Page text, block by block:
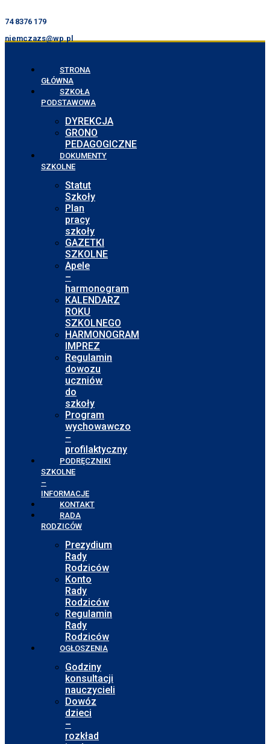
74 8376 179
niemczazs@wp.pl
STRONA
GŁÓWNA
SZKOŁA
PODSTAWOWA
DYREKCJA
GRONO
PEDAGOGICZNE
DOKUMENTY
SZKOLNE
Statut
Szkoły
Plan
pracy
szkoły
GAZETKI
SZKOLNE
Apele
–
harmonogram
KALENDARZ
ROKU
SZKOLNEGO
HARMONOGRAM
IMPREZ
Regulamin
dowozu
uczniów
do
szkoły
Program
wychowawczo
–
profilaktyczny
PODRĘCZNIKI
SZKOLNE
–
INFORMACJE
KONTAKT
RADA
RODZICÓW
Prezydium
Rady
Rodziców
Konto
Rady
Rodziców
Regulamin
Rady
Rodziców
OGŁOSZENIA
Godziny
konsultacji
nauczycieli
Dowóz
dzieci
–
rozkład